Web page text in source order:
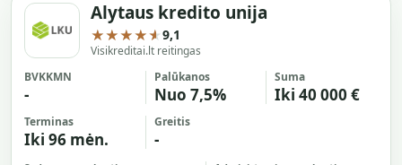
Alytaus kredito unija
★★★★★9,1
Visikreditai.lt reitingas
BVKKMN
-
Palūkanos
Nuo 7,5%
Suma
Iki 40 000 €
Terminas
Iki 96 mėn.
Greitis
-